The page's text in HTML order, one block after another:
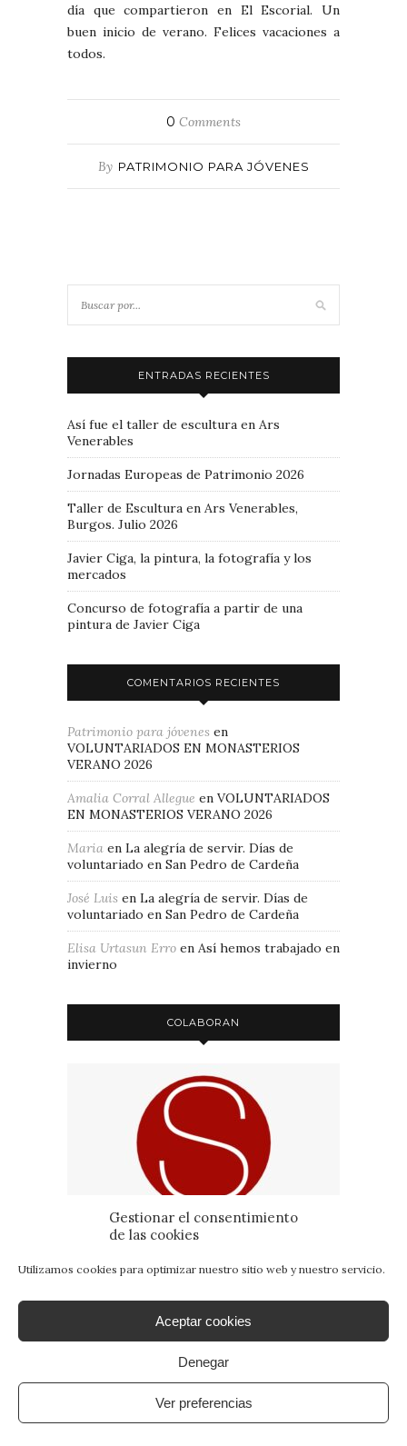
Gestionar el consentimiento
de las cookies
Utilizamos cookies para optimizar nuestro sitio web y nuestro servicio.
Aceptar cookies
Denegar
Ver preferencias
día que compartieron en El Escorial. Un
buen inicio de verano. Felices vacaciones a
todos.
0 Comments
By PATRIMONIO PARA JÓVENES
ENTRADAS RECIENTES
Así fue el taller de escultura en Ars
Venerables
Jornadas Europeas de Patrimonio 2026
Taller de Escultura en Ars Venerables,
Burgos. Julio 2026
Javier Ciga, la pintura, la fotografía y los
mercados
Concurso de fotografía a partir de una
pintura de Javier Ciga
COMENTARIOS RECIENTES
Patrimonio para jóvenes en
VOLUNTARIADOS EN MONASTERIOS
VERANO 2026
Amalia Corral Allegue en VOLUNTARIADOS
EN MONASTERIOS VERANO 2026
Maria en La alegría de servir. Días de
voluntariado en San Pedro de Cardeña
José Luis en La alegría de servir. Días de
voluntariado en San Pedro de Cardeña
Elisa Urtasun Erro en Así hemos trabajado en
invierno
COLABORAN